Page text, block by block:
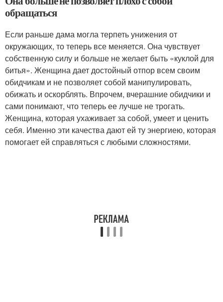
обращаться
Если раньше дама могла терпеть унижения от
окружающих, то теперь все меняется. Она чувствует
собственную силу и больше не желает быть «куклой для
битья». Женщина дает достойный отпор всем своим
обидчикам и не позволяет собой манипулировать,
обижать и оскорблять. Впрочем, вчерашние обидчики и
сами понимают, что теперь ее лучше не трогать.
Женщина, которая ухаживает за собой, умеет и ценить
себя. Именно эти качества дают ей ту энергиею, которая
помогает ей справляться с любыми сложностями.